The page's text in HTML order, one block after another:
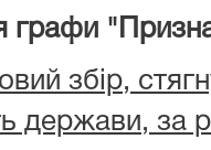
графи
збір,
держави,